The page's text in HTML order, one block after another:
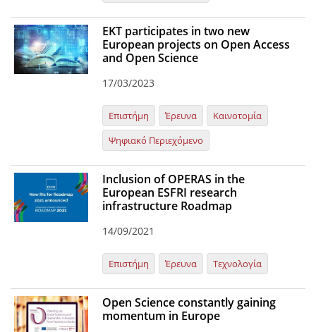
EKT participates in two new
European projects on Open Access
and Open Science
17/03/2023
Επιστήμη Έρευνα
Καινοτομία
Ψηφιακό Περιεχόμενο
Inclusion of OPERAS in the
European ESFRI research
infrastructure Roadmap
14/09/2021
Επιστήμη Έρευνα Τεχνολογία
Open Science constantly gaining
momentum in Europe